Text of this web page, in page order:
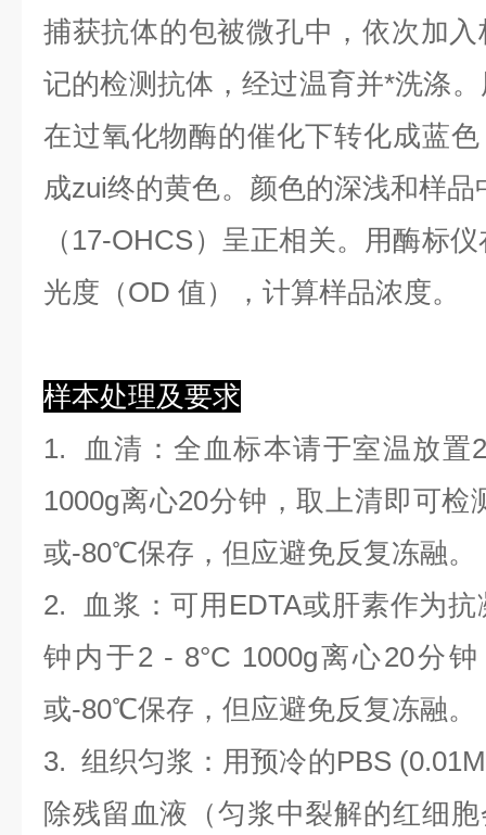
捕获抗体的包被微孔中，依次加
记的检测抗体，经过温育并*洗涤
在过氧化物酶的催化下转化成蓝
成zui终的黄色。颜色的深浅和样
（17-OHCS）呈正相关。用酶标
光度（OD 值），计算样品浓度。
样本处理及要求
1.
血清 ：全血标本请于室温放
1000g离心20分钟，取上清即可
或-80℃保存，但应避免反复冻融。
2.
血浆 ：可用EDTA或肝素作为
钟内于2 - 8°C 1000g离心20分
或-80℃保存，但应避免反复冻融。
3.组织匀浆 ：用预冷的PBS
除残留血液（匀浆中裂解的红细